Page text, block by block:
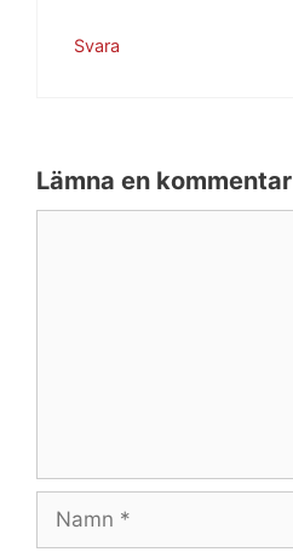
Svara
Lämna en kommentar